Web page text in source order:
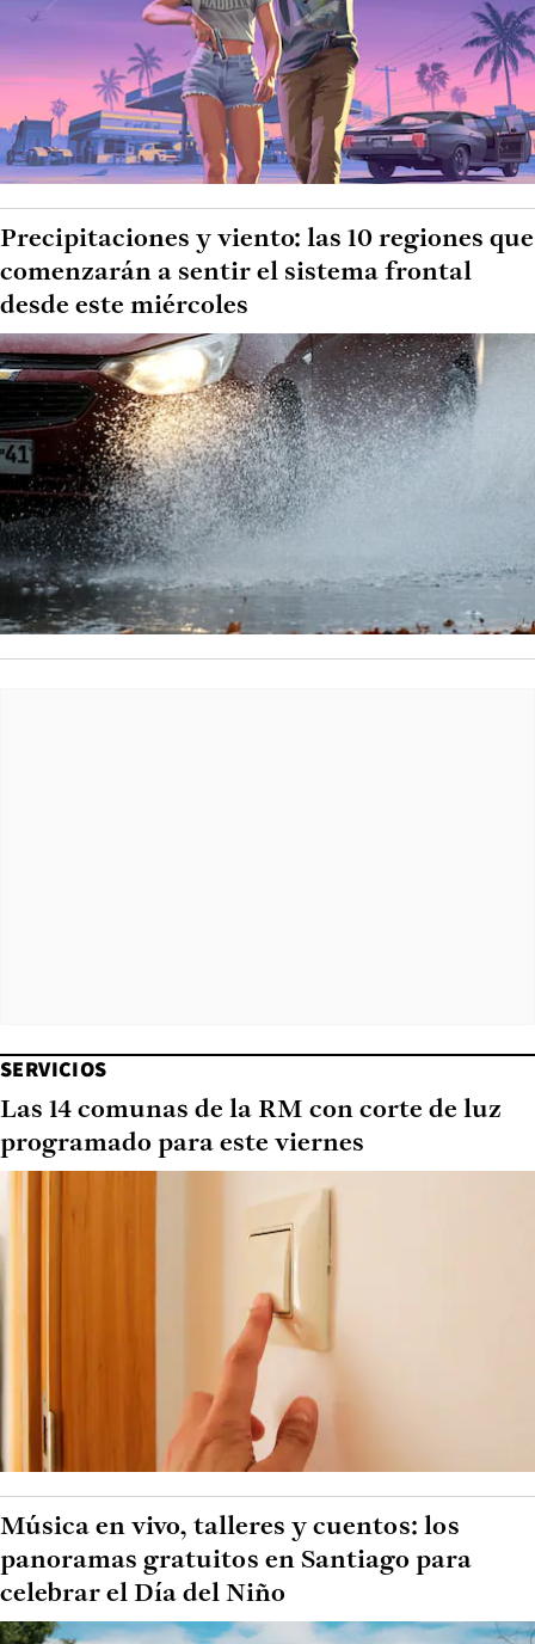
Precipitaciones y viento: las 10 regiones que
comenzarán a sentir el sistema frontal
desde este miércoles
SERVICIOS
Las 14 comunas de la RM con corte de luz
programado para este viernes
Música en vivo, talleres y cuentos: los
panoramas gratuitos en Santiago para
celebrar el Día del Niño